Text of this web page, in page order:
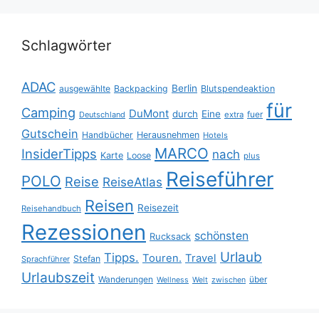
Schlagwörter
ADAC ausgewählte Backpacking Berlin Blutspendeaktion
Camping Deutschland DuMont durch Eine extra fuer für
Gutschein Handbücher Herausnehmen Hotels
InsiderTipps Karte Loose MARCO nach plus
POLO Reise ReiseAtlas Reiseführer
Reisehandbuch Reisen Reisezeit
Rezessionen Rucksack schönsten
Sprachführer Stefan Tipps. Touren. Travel Urlaub
Urlaubszeit Wanderungen Wellness Welt zwischen über